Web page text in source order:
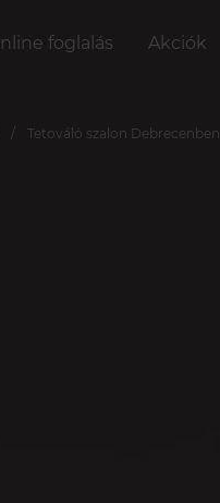
foglalás Akciók
Tetováló szalon Debrecenben